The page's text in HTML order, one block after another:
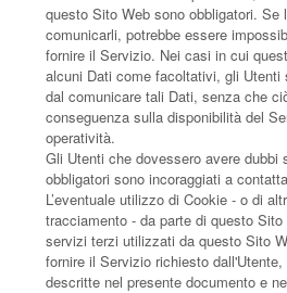
questo Sito Web sono obbligatori. Se
comunicarli, potrebbe essere
fornire il Servizio. Nei casi in cui
alcuni Dati come facoltativi, gli Utenti
dal comunicare tali Dati, senza che
conseguenza sulla disponibilità del
operatività.
Gli Utenti che dovessero avere dubbi
obbligatori sono incoraggiati a
L’eventuale utilizzo di Cookie - o di
tracciamento - da parte di questo
servizi terzi utilizzati da questo Sito
fornire il Servizio richiesto
descritte nel presente documento e